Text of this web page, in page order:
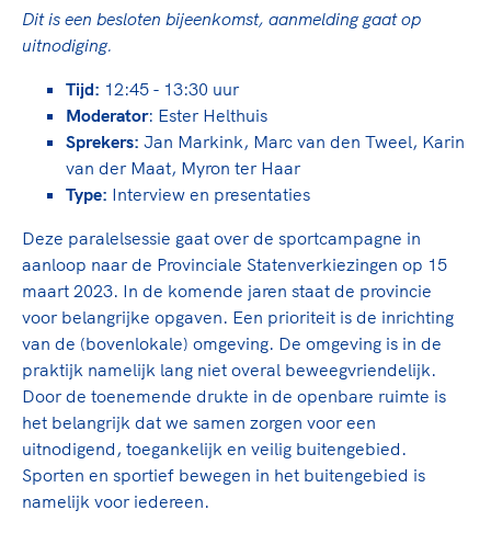
Sportonderzoek
Game Changer
TeamNL kids
Nieuwspagina
Columns
Sport gaat niet vanzelf
Sport verenigt. Op sportclubs, pleintjes, tijdens
Veilige en integere sport
Diversiteit en inclusie
Gezonde sportomgeving
Duurzaamheid
Bekwaam sportkader
Vitale clubs en bestuurlijk kader
Sportmatch
Clubacties
Handboek Wet- en Regelgeving
Opleidingen en trainingen
High5 Stappenplan
Ruimte voor sport
Clubondersteuning
Kennisaanbod TeamNL Experts
TeamNL Sport Science Centre
Olympische Spelen LA28
Europese Spelen Istanbul 2027
Topsportbeleid
Topsportfinanciering
Maatschappelijke waarde topsport
Top teamsportcompetities
De TeamNL Academie
Dit is een besloten bijeenkomst, aanmelding gaat op
uitnodiging.
Tijd: 12:45 - 13:30 uur
Moderator: Ester Helthuis
Sprekers: Jan Markink, Marc van den Tweel, Karin
van der Maat, Myron ter Haar
Type: Interview en presentaties
Deze paralelsessie gaat over de sportcampagne in
aanloop naar de Provinciale Statenverkiezingen op 15
maart 2023. In de komende jaren staat de provincie
voor belangrijke opgaven. Een prioriteit is de inrichting
van de (bovenlokale) omgeving. De omgeving is in de
praktijk namelijk lang niet overal beweegvriendelijk.
Door de toenemende drukte in de openbare ruimte is
het belangrijk dat we samen zorgen voor een
uitnodigend, toegankelijk en veilig buitengebied.
Sporten en sportief bewegen in het buitengebied is
namelijk voor iedereen.